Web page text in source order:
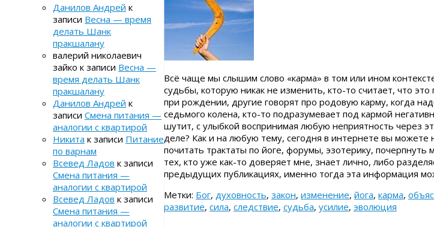
Всё чаще мы слышим слово «карма» в том или ином
судьбы, которую никак не изменить, кто-то считает, что
при рождении, другие говорят про родовую карму, когда
седьмого колена, кто-то подразумевает под кармой
шутит, с улыбкой воспринимая любую неприятность через
деле? Как и на любую тему, сегодня в интернете вы
почитать трактаты по йоге, форумы, эзотерику,
тех, кто уже как-то доверяет мне, знает лично, либо
предыдущих публикациях, именно тогда эта информация
Метки: Бог, духовность, закон, изменение, йога, карма,
развитие, сила, следствие, судьба, усилие, эволюция
Данилов Андрей к
записи Весна — время
делать Шанк
пракшалану
валерий николаевич
зайко к записи Весна —
время делать Шанк
пракшалану
Данилов Андрей к
записи Смена питания —
аналогии с квартирой
Никита к записи Питание
по варнам
Всевед Ладов к записи
Смена питания —
аналогии с квартирой
Всевед Ладов к записи
Смена питания —
аналогии с квартирой